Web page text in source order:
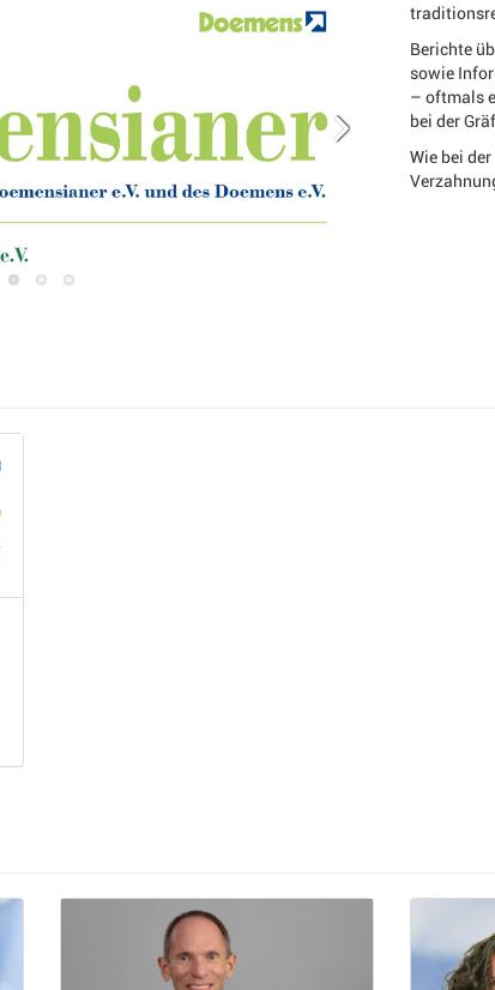
Berichte
sowie
– oftmals
bei der
Wie bei